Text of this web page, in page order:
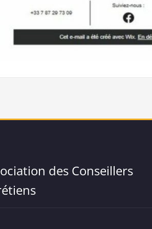
des Conseillers